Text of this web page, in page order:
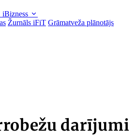
iBizness
Žurnāls iFiT Grāmatveža plānotājs
darījumi